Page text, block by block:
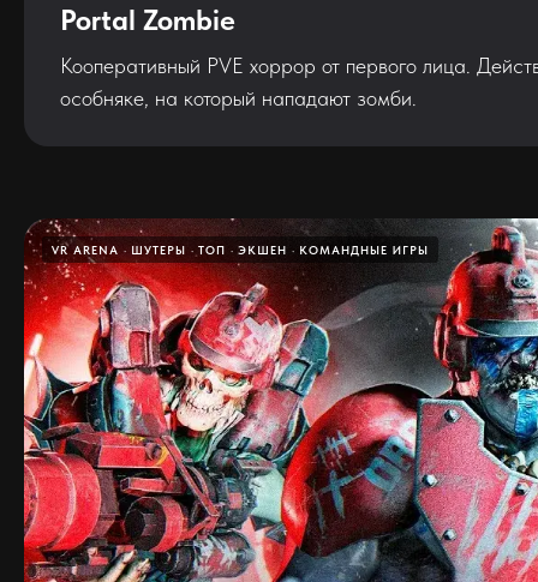
Portal Zombie
Кооперативный PVE хоррор от первого лица.
особняке, на который нападают зомби.
VR ARENA ШУТЕРЫ ТОП ЭКШЕН КОМАНДНЫЕ ИГРЫ